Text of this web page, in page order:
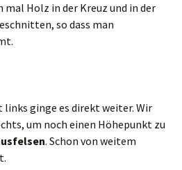
mal Holz in der Kreuz und in der
so dass man
links ginge es direkt weiter. Wir
um noch einen Höhepunkt zu
. Schon von weitem